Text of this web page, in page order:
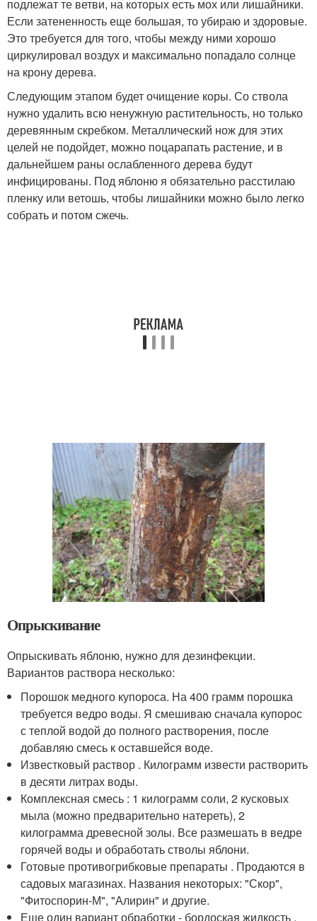
подлежат те ветви, на которых есть мох или лишайники.
Если затененность еще большая, то убираю и здоровые.
Это требуется для того, чтобы между ними хорошо
циркулировал воздух и максимально попадало солнце
на крону дерева.
Следующим этапом будет очищение коры. Со ствола
нужно удалить всю ненужную растительность, но только
деревянным скребком. Металлический нож для этих
целей не подойдет, можно поцарапать растение, и в
дальнейшем раны ослабленного дерева будут
инфицированы. Под яблоню я обязательно расстилаю
пленку или ветошь, чтобы лишайники можно было легко
собрать и потом сжечь.
Опрыскивание
Опрыскивать яблоню, нужно для дезинфекции.
Вариантов раствора несколько:
Порошок медного купороса. На 400 грамм порошка
требуется ведро воды. Я смешиваю сначала купорос
с теплой водой до полного растворения, после
добавляю смесь к оставшейся воде.
Известковый раствор . Килограмм извести растворить
в десяти литрах воды.
Комплексная смесь : 1 килограмм соли, 2 кусковых
мыла (можно предварительно натереть), 2
килограмма древесной золы. Все размешать в ведре
горячей воды и обработать стволы яблони.
Готовые противогрибковые препараты . Продаются в
садовых магазинах. Названия некоторых: "Скор",
"Фитоспорин-М", "Алирин" и другие.
Еще один вариант обработки - бордоская жидкость .